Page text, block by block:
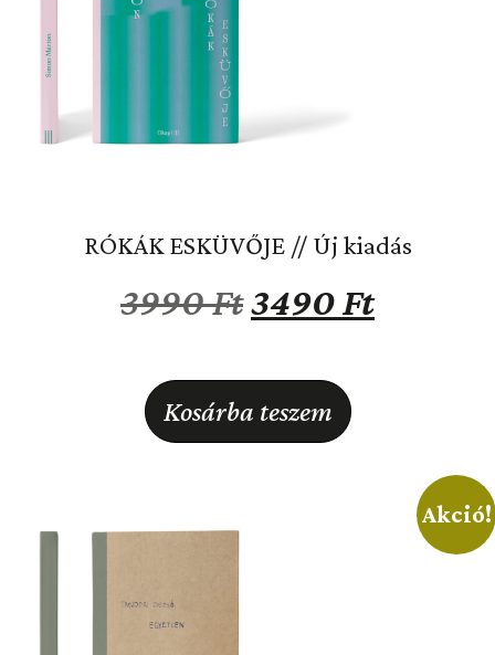
RÓKÁK ESKÜVŐJE // Új kiadás
3990Ft3490Ft
Kosárba teszem
Akció!